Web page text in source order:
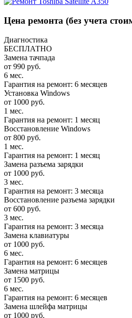
Цена ремонта (без учета
Диагностика
БЕСПЛАТНО
Замена тачпада
от 990 руб.
6 мес.
Гарантия на ремонт: 6 месяцев
Установка Windows
от 1000 руб.
1 мес.
Гарантия на ремонт: 1 месяц
Восстановление Windows
от 800 руб.
1 мес.
Гарантия на ремонт: 1 месяц
Замена разъема зарядки
от 1000 руб.
3 мес.
Гарантия на ремонт: 3 месяца
Восстановление разъема зарядки
от 600 руб.
3 мес.
Гарантия на ремонт: 3 месяца
Замена клавиатуры
от 1000 руб.
6 мес.
Гарантия на ремонт: 6 месяцев
Замена матрицы
от 1500 руб.
6 мес.
Гарантия на ремонт: 6 месяцев
Замена шлейфа матрицы
от 1000 руб.